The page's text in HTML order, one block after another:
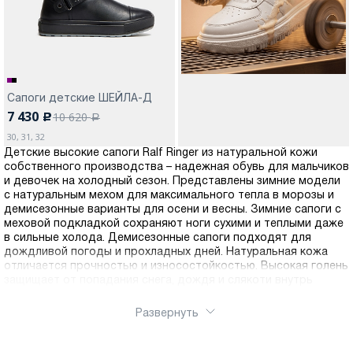
Сапоги детские ШЕЙЛА-Д
7 430 c10 620a
30, 31, 32
Детские высокие сапоги Ralf Ringer из натуральной кожи
собственного производства – надежная обувь для мальчиков
и девочек на холодный сезон. Представлены зимние модели
с натуральным мехом для максимального тепла в морозы и
демисезонные варианты для осени и весны. Зимние сапоги с
меховой подкладкой сохраняют ноги сухими и теплыми даже
в сильные холода. Демисезонные сапоги подходят для
дождливой погоды и прохладных дней. Натуральная кожа
отличается прочностью и износостойкостью. Высокая голень
протектором обеспечивает безопасность на мокрых и
Развернуть